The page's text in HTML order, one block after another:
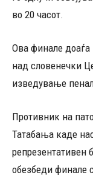
во 20 часот.
Ова финале доаѓа
над словенечки
изведување
Противник на
Татабања каде
репрезентативен
обезбеди финале